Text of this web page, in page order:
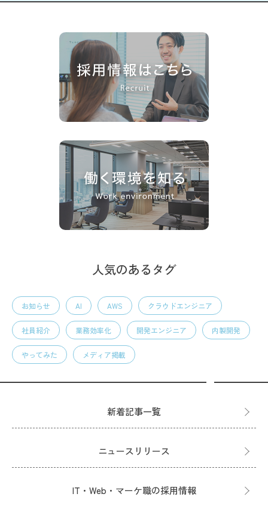
人気のあるタグ
お知らせ AI AWS クラウドエンジニア
社員紹介 業務効率化 開発エンジニア 内製開発
やってみた メディア掲載
新着記事一覧
ニュースリリース
IT・Web・マーケ職の採用情報